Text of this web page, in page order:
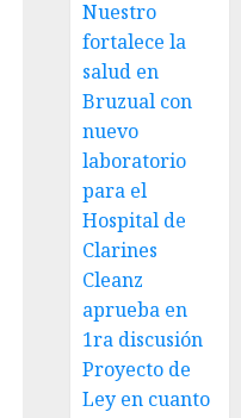
Nuestro
fortalece la
salud en
Bruzual con
nuevo
laboratorio
para el
Hospital de
Clarines
Cleanz
aprueba en
1ra discusión
Proyecto de
Ley en cuanto